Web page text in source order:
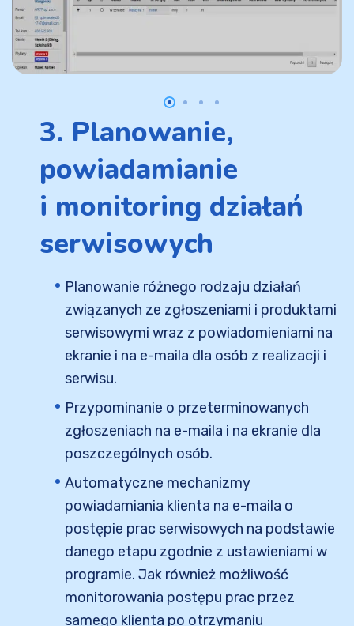
3. Planowanie,
powiadamianie
i monitoring działań
serwisowych
Planowanie różnego rodzaju działań
związanych ze zgłoszeniami i produktami
serwisowymi wraz z powiadomieniami na
ekranie i na e-maila dla osób z realizacji i
serwisu.
Przypominanie o przeterminowanych
zgłoszeniach na e-maila i na ekranie dla
poszczególnych osób.
Automatyczne mechanizmy
powiadamiania klienta na e-maila o
postępie prac serwisowych na podstawie
danego etapu zgodnie z ustawieniami w
programie. Jak również możliwość
monitorowania postępu prac przez
samego klienta po otrzymaniu